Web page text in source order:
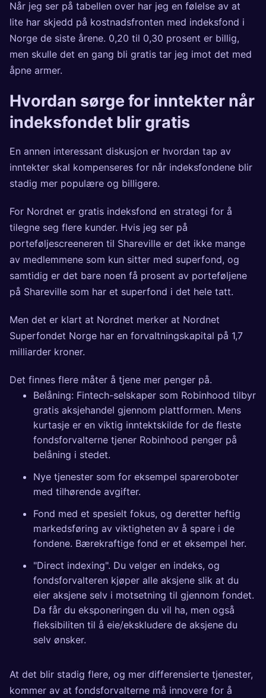
Når jeg ser på tabellen over har jeg en følelse av at
lite har skjedd på kostnadsfronten med indeksfond i
Norge de siste årene. 0,20 til 0,30 prosent er billig,
men skulle det en gang bli gratis tar jeg imot det med
åpne armer.
Hvordan sørge for inntekter når
indeksfondet blir gratis
En annen interessant diskusjon er hvordan tap av
inntekter skal kompenseres for når indeksfondene blir
stadig mer populære og billigere.
For Nordnet er gratis indeksfond en strategi for å
tilegne seg flere kunder. Hvis jeg ser på
porteføljescreeneren til Shareville er det ikke mange
av medlemmene som kun sitter med superfond, og
samtidig er det bare noen få prosent av porteføljene
på Shareville som har et superfond i det hele tatt.
Men det er klart at Nordnet merker at Nordnet
Superfondet Norge har en forvaltningskapital på 1,7
milliarder kroner.
Det finnes flere måter å tjene mer penger på.
Belåning: Fintech-selskaper som Robinhood tilbyr
gratis aksjehandel gjennom plattformen. Mens
kurtasje er en viktig inntektskilde for de fleste
fondsforvalterne tjener Robinhood penger på
belåning i stedet.
Nye tjenester som for eksempel spareroboter
med tilhørende avgifter.
Fond med et spesielt fokus, og deretter heftig
markedsføring av viktigheten av å spare i de
fondene. Bærekraftige fond er et eksempel her.
"Direct indexing". Du velger en indeks, og
fondsforvalteren kjøper alle aksjene slik at du
eier aksjene selv i motsetning til gjennom fondet.
Da får du eksponeringen du vil ha, men også
fleksibiliten til å eie/ekskludere de aksjene du
selv ønsker.
At det blir stadig flere, og mer differensierte tjenester,
kommer av at fondsforvalterne må innovere for å